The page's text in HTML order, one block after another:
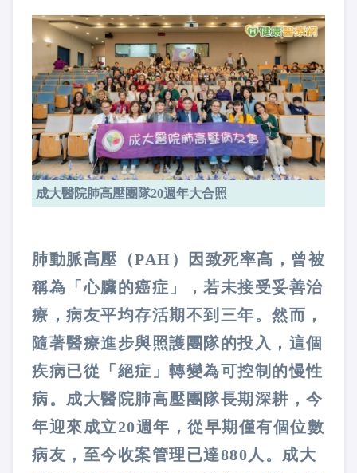
成大醫院肺高壓團隊20週年大合照
肺動脈高壓（PAH）因致死率高，曾被
稱為「心臟的癌症」，若未接受妥善治
療，病友平均存活期不到三年。然而，
隨著醫療進步與照護團隊的投入，這個
疾病已從「絕症」轉變為可控制的慢性
病。成大醫院肺高壓團隊長期深耕，今
年迎來成立20週年，從早期僅有個位數
病友，至今收案管理已達880人。成大